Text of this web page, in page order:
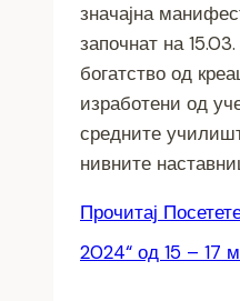
значајна
започнат на
богатство од
изработени од
средните
нивните
Прочитај
2024“ од 15 – 17